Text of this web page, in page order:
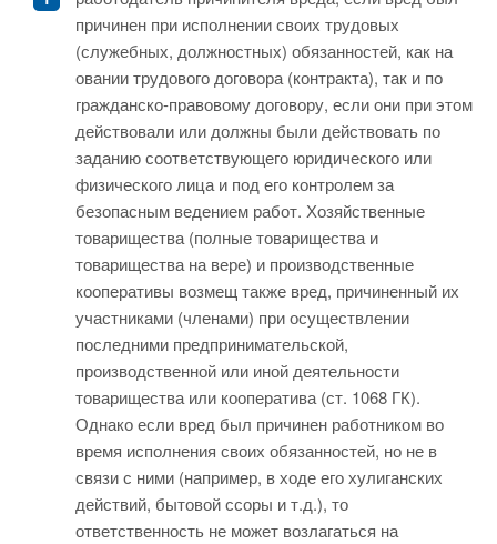
причинен при исполнении своих трудовых
(служебных, должностных) обязанностей, как на
овании трудового договора (контракта), так и по
гражданско-правовому договору, если они при этом
действовали или должны были действовать по
заданию соответствующего юридического или
физического лица и под его контролем за
безопасным ведением работ. Хозяйственные
товарищества (полные товарищества и
товарищества на вере) и производственные
кооперативы возмещ также вред, причиненный их
участниками (членами) при осуществлении
последними предпринимательской,
производственной или иной деятельности
товарищества или кооператива (ст. 1068 ГК).
Однако если вред был причинен работником во
время исполнения своих обязанностей, но не в
связи с ними (например, в ходе его хулиганских
действий, бытовой ссоры и т.д.), то
ответственность не может возлагаться на